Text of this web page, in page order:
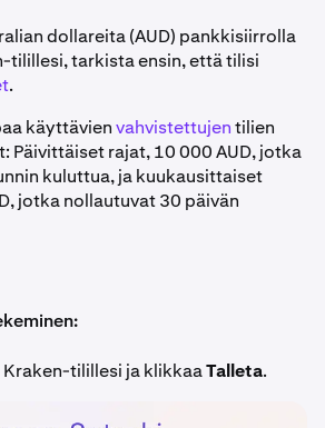
dollareita (AUD) pankkisiirrolla
tilillesi, tarkista ensin, että tilisi
.
käyttävienvahvistettujentilien
Päivittäiset rajat, 10 000 AUD, jotka
kuluttua, ja kuukausittaiset
jotka nollautuvat 30 päivän
Kraken-tilillesi ja klikkaaTalleta.